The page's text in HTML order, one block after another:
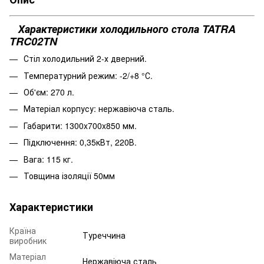
Характеристики холодильного стола TATRA
TRC02TN
Стіл холодильний 2-х дверний.
Температурний режим: -2/+8 °С.
Об'єм: 270 л.
Матеріал корпусу: нержавіюча сталь.
Габарити: 1300x700x850 мм.
Підключення: 0,35кВт, 220В.
Вага: 115 кг.
Товщина ізоляції 50мм
Характеристики
Країна
виробник
Туреччина
Матеріал
Нержавіюча сталь